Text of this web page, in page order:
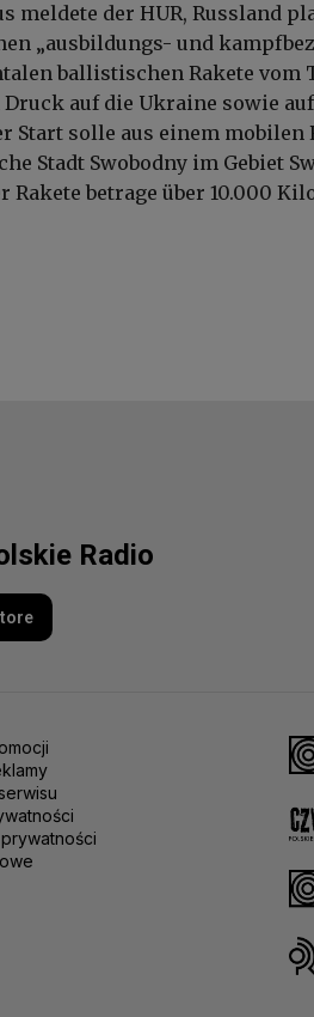
meldete der HUR, Russland
„ausbildungs- und
ballistischen Rakete vom
auf die Ukraine sowie auf
Start solle aus einem
Stadt Swobodny im Gebiet
Rakete betrage über 10.000
Radio